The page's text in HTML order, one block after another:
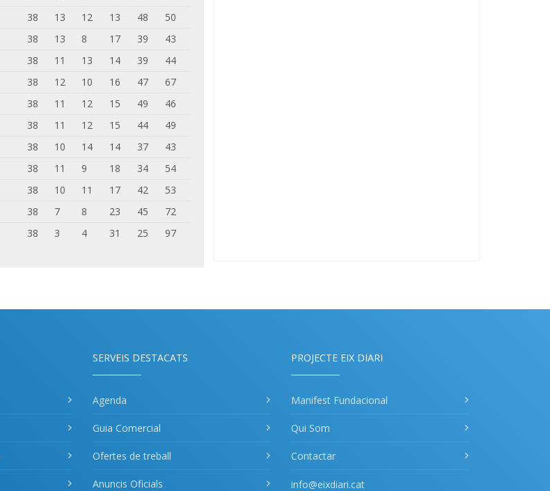
38 13 12 13 48
50
38 13 8 17 39
43
38 11 13 14 39
44
38 12 10 16 47
67
38 11 12 15 49
46
38 11 12 15 44
49
38 10 14 14 37
43
38 11 9 18 34
54
38 10 11 17 42
53
38 7 8 23 45
72
38 3 4 31 25 97
SERVEIS DESTACATS
Agenda
Guia Comercial
Ofertes de treball
Anuncis Oficials
PROJECTE EIX DIARI
Manifest Fundacional
Qui Som
Contactar
info@eixdiari.cat